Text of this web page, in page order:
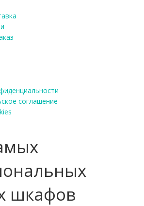
соглашение
шкафов